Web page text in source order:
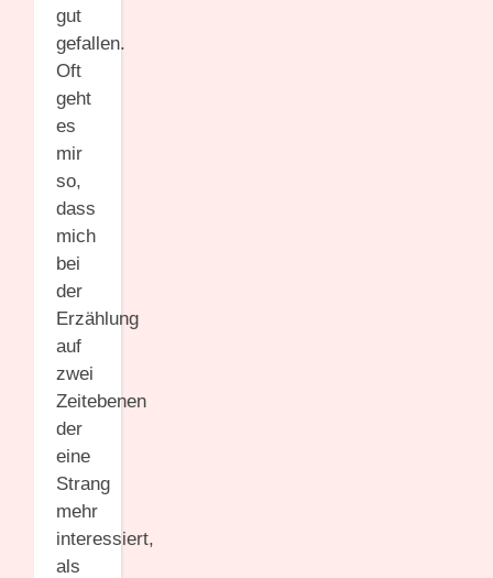
gut
gefallen.
Oft
geht
es
mir
so,
dass
mich
bei
der
Erzählung
auf
zwei
Zeitebenen
der
eine
Strang
mehr
interessiert,
als